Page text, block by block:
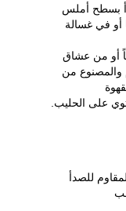
بسطح أملس
أو في غسالة
أو من عشاق
والمصنوع من
على الحليب.
للصدأ